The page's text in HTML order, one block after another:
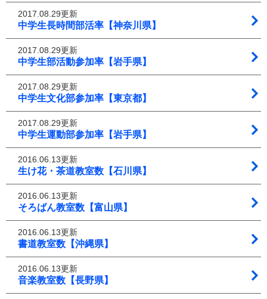
2017.08.29更新
中学生長時間部活率【神奈川県】
2017.08.29更新
中学生部活動参加率【岩手県】
2017.08.29更新
中学生文化部参加率【東京都】
2017.08.29更新
中学生運動部参加率【岩手県】
2016.06.13更新
生け花・茶道教室数【石川県】
2016.06.13更新
そろばん教室数【富山県】
2016.06.13更新
書道教室数【沖縄県】
2016.06.13更新
音楽教室数【長野県】